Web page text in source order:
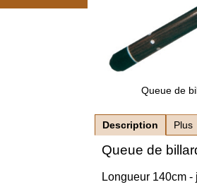
Queue de
Description Plus
Queue de
Longueur 140cm